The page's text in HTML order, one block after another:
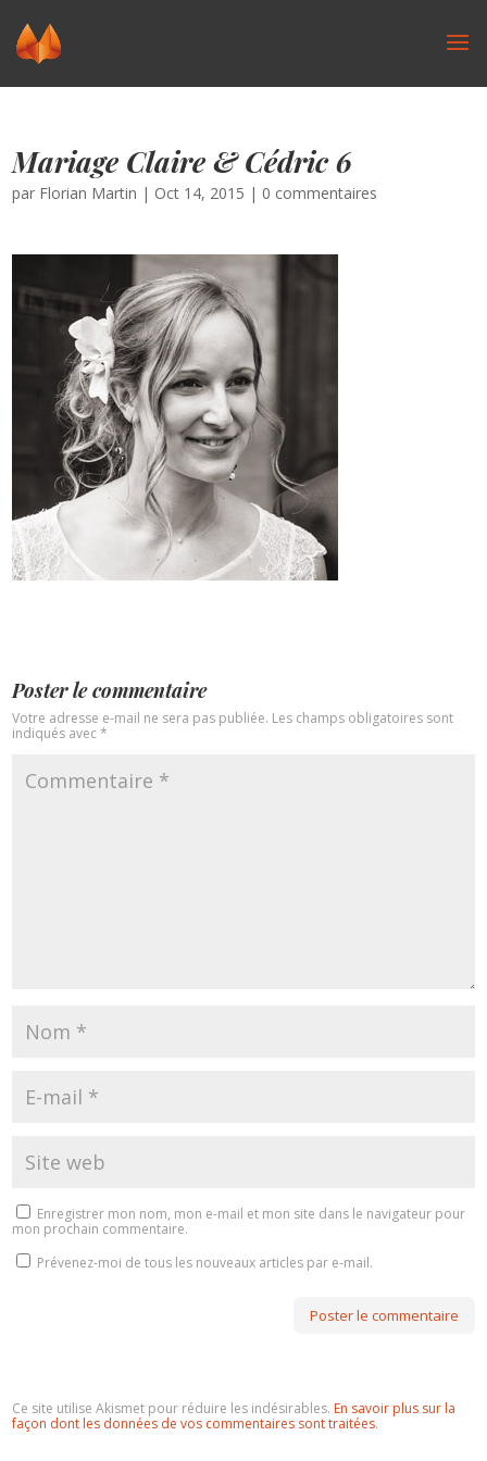
Mariage Claire & Cédric 6
par Florian Martin | Oct 14, 2015 | 0 commentaires
Poster le commentaire
Votre adresse e-mail ne sera pas publiée. Les champs obligatoires sont
indiqués avec*
Enregistrer mon nom, mon e-mail et mon site dans le navigateur pour
mon prochain commentaire.
Prévenez-moi de tous les nouveaux articles par e-mail.
Ce site utilise Akismet pour réduire les indésirables. En savoir plus sur la
façon dont les données de vos commentaires sont traitées.